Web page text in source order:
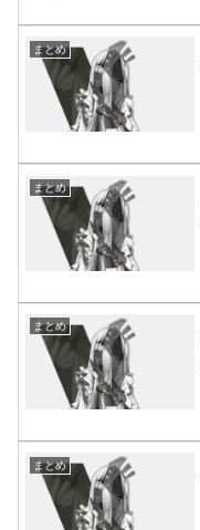
まとめ
まとめ
まとめ
まとめ